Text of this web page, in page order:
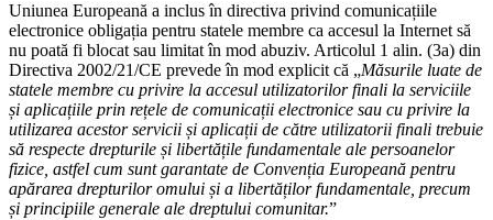
Uniunea Europeană a inclus în directiva privind comunicațiile
electronice obligația pentru statele membre ca accesul la Internet să
nu poată fi blocat sau limitat în mod abuziv. Articolul 1 alin. (3a) din
Directiva 2002/21/CE prevede în mod explicit că „Măsurile luate de
statele membre cu privire la accesul utilizatorilor finali la serviciile
și aplicațiile prin rețele de comunicații electronice sau cu privire la
utilizarea acestor servicii și aplicații de către utilizatorii finali trebuie
să respecte drepturile și libertățile fundamentale ale persoanelor
fizice, astfel cum sunt garantate de Convenția Europeană pentru
apărarea drepturilor omului și a libertăților fundamentale, precum
și principiile generale ale dreptului comunitar.”